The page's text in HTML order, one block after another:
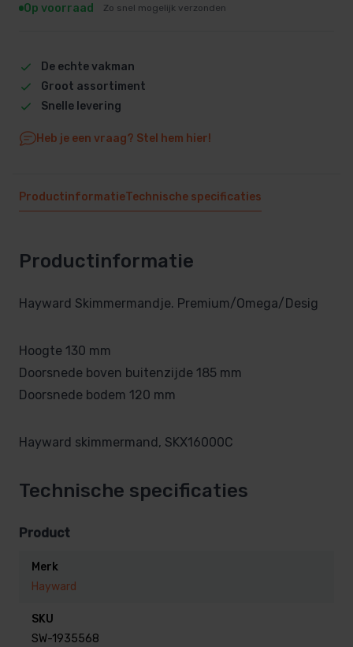
Op voorraad Zo snel mogelijk verzonden
De echte vakman
Groot assortiment
Snelle levering
Heb je een vraag? Stel hem hier!
ProductinformatieTechnische specificaties
Productinformatie
Hayward Skimmermandje. Premium/Omega/Desig
Hoogte 130 mm
Doorsnede boven buitenzijde 185 mm
Doorsnede bodem 120 mm
Hayward skimmermand, SKX16000C
Technische specificaties
Product
Merk
Hayward
SKU
SW-1935568